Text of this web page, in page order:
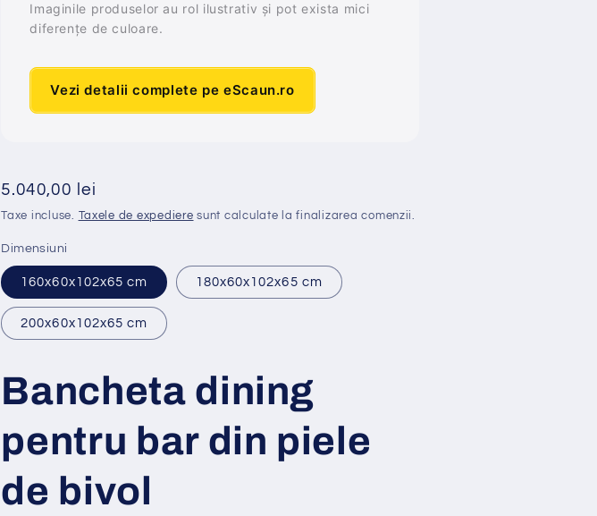
Imaginile produselor au rol ilustrativ și pot exista mici
diferențe de culoare.
Vezi detalii complete pe eScaun.ro
Preț
obișnuit
5.040,00 lei
Taxe incluse. Taxele de expediere sunt calculate la finalizarea comenzii.
Dimensiuni
160x60x102x65 cm 180x60x102x65 cm
200x60x102x65 cm
Bancheta dining
pentru bar din piele
de bivol